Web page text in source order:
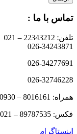
تماس با ما :
تلفن: 22343212 – 021
026-34243871
026-34277691
026-32746228
همراه: 8016161 – 0930
فکس: 89787535 – 021
اینستاگرام